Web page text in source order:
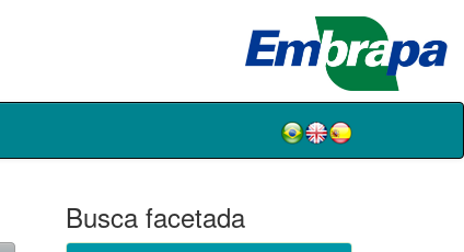
Busca facetada